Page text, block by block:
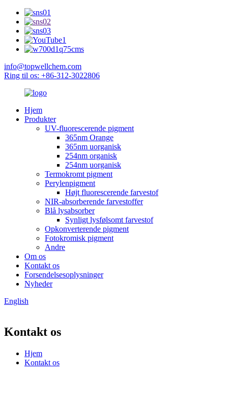
info@topwellchem.com
Ring til os: +86-312-3022806
Hjem
Produkter
UV-fluorescerende pigment
365nm Orange
365nm uorganisk
254nm organisk
254nm uorganisk
Termokromt pigment
Perylenpigment
Højt fluorescerende farvestof
NIR-absorberende farvestoffer
Blå lysabsorber
Synligt lysfølsomt farvestof
Opkonverterende pigment
Fotokromisk pigment
Andre
Om os
Kontakt os
Forsendelsesoplysninger
Nyheder
English
Kontakt os
Hjem
Kontakt os